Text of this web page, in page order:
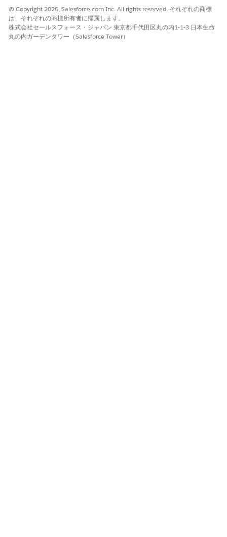
© Copyright 2026, Salesforce.com Inc. All rights reserved. それぞれの商標
は、それぞれの商標所有者に帰属します。
株式会社セールスフォース・ジャパン 東京都千代田区丸の内1-1-3 日本生命
丸の内ガーデンタワー（Salesforce Tower）